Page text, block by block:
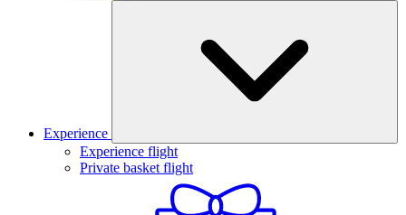
Experience
Experience flight
Private basket flight